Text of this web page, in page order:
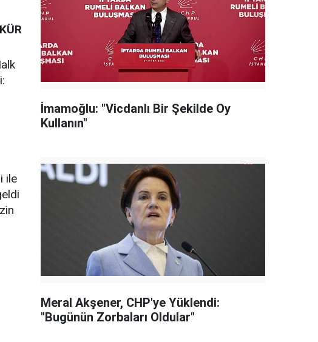
ile
İmamoğlu: "Vicdanlı Bir Şekilde Oy
Kullanın"
Meral Akşener, CHP'ye Yüklendi:
"Bugünün Zorbaları Oldular"